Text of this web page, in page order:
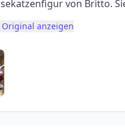
von Britto.
anzeigen